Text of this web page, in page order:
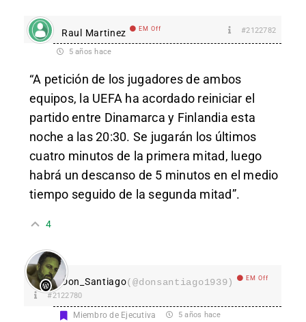
Raul Martinez EM Off #2122782
5 años hace
“A petición de los jugadores de ambos
equipos, la UEFA ha acordado reiniciar el
partido entre Dinamarca y Finlandia esta
noche a las 20:30. Se jugarán los últimos
cuatro minutos de la primera mitad, luego
habrá un descanso de 5 minutos en el medio
tiempo seguido de la segunda mitad”.
4
Don_Santiago(@donsantiago1939) EM Off
#2122780
Miembro de Ejecutiva 5 años hace